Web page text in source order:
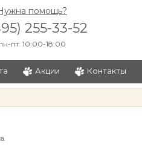
помощь?
255-33-52
пт: 10:00-18:00
Акции Контакты